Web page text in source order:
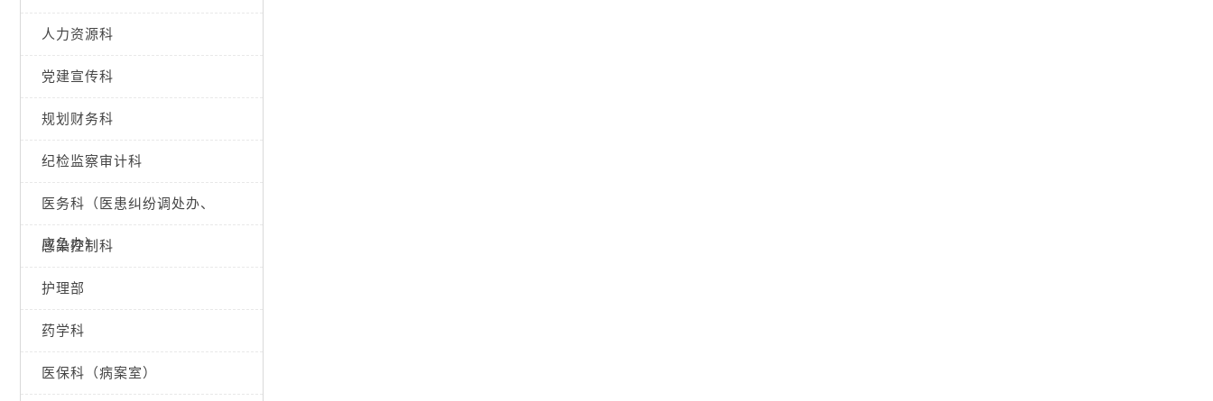
人力资源科
党建宣传科
规划财务科
纪检监察审计科
医务科（医患纠纷调处办、
应急办）
感染控制科
护理部
药学科
医保科（病案室）